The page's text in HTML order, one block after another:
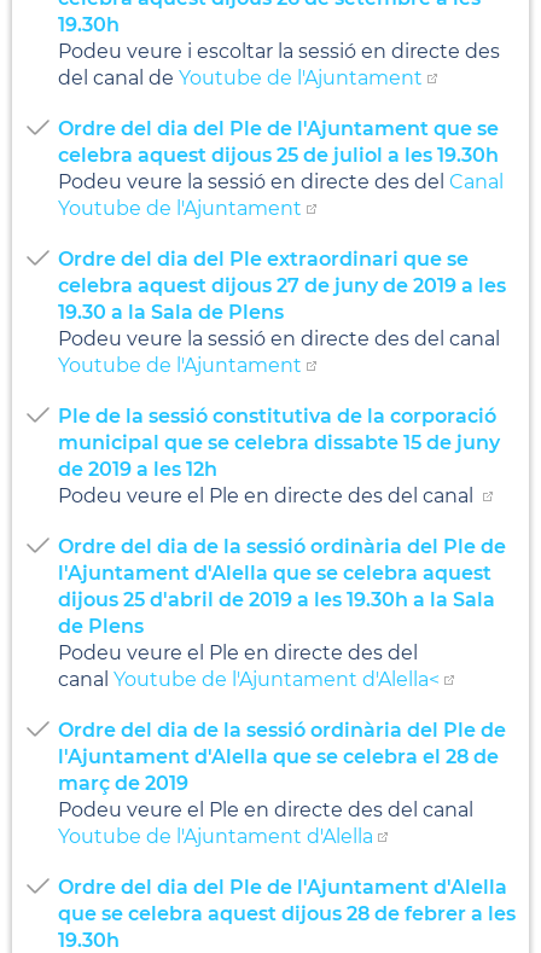
19.30h
Podeu veure i escoltar la sessió en directe des
del canal de Youtube de l'Ajuntament
Ordre del dia del Ple de l'Ajuntament que se
celebra aquest dijous 25 de juliol a les 19.30h
Podeu veure la sessió en directe des del Canal
Youtube de l'Ajuntament
Ordre del dia del Ple extraordinari que se
celebra aquest dijous 27 de juny de 2019 a les
19.30 a la Sala de Plens
Podeu veure la sessió en directe des del canal
Youtube de l'Ajuntament
Ple de la sessió constitutiva de la corporació
municipal que se celebra dissabte 15 de juny
de 2019 a les 12h
Podeu veure el Ple en directe des del canal
Ordre del dia de la sessió ordinària del Ple de
l'Ajuntament d'Alella que se celebra aquest
dijous 25 d'abril de 2019 a les 19.30h a la Sala
de Plens
Podeu veure el Ple en directe des del
canal Youtube de l'Ajuntament d'Alella<
Ordre del dia de la sessió ordinària del Ple de
l'Ajuntament d'Alella que se celebra el 28 de
març de 2019
Podeu veure el Ple en directe des del canal
Youtube de l'Ajuntament d'Alella
Ordre del dia del Ple de l'Ajuntament d'Alella
que se celebra aquest dijous 28 de febrer a les
19.30h